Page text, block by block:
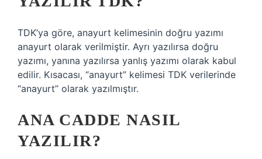
TDK’ya göre, anayurt kelimesinin doğru yazımı
anayurt olarak verilmiştir. Ayrı yazılırsa doğru
yazımı, yanına yazılırsa yanlış yazımı olarak kabul
edilir. Kısacası, “anayurt” kelimesi TDK verilerinde
“anayurt” olarak yazılmıştır.
ANA CADDE NASIL
YAZILIR?